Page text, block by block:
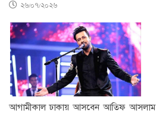
২৬/০৭/২০২৬
আগামীকাল ঢাকায় আসবেন আতিফ আসলাম